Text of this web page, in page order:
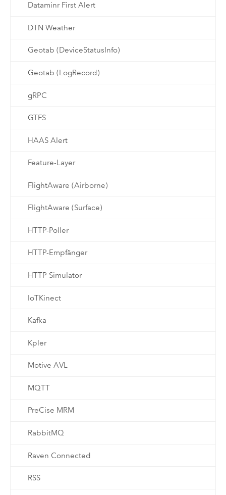
Dataminr First Alert
DTN Weather
Geotab (DeviceStatusInfo)
Geotab (LogRecord)
gRPC
GTFS
HAAS Alert
Feature-Layer
FlightAware (Airborne)
FlightAware (Surface)
HTTP-Poller
HTTP-Empfänger
HTTP Simulator
IoTKinect
Kafka
Kpler
Motive AVL
MQTT
PreCise MRM
RabbitMQ
Raven Connected
RSS